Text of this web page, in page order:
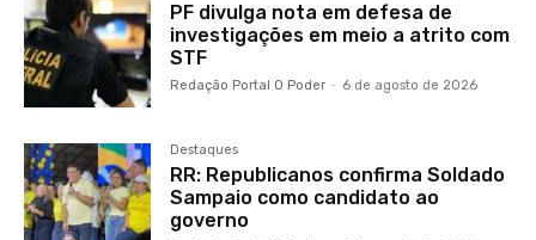
PF divulga nota em defesa de
investigações em meio a atrito com
STF
Redação Portal O Poder - 6 de agosto de 2026
Destaques
RR: Republicanos confirma Soldado
Sampaio como candidato ao
governo